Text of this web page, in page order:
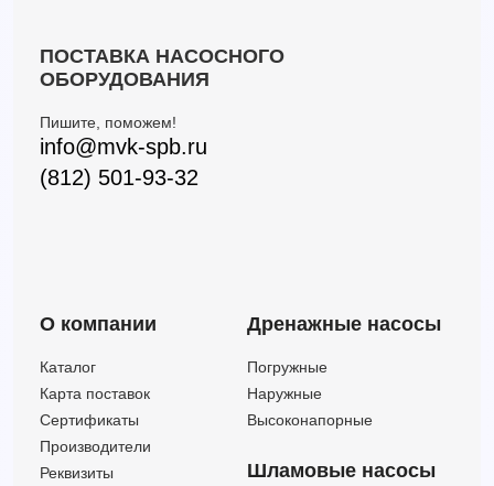
ПОСТАВКА НАСОСНОГО
ОБОРУДОВАНИЯ
Пишите, поможем!
info@mvk-spb.ru
(812) 501-93-32
О компании
Каталог
Карта поставок
Сертификаты
Производители
Реквизиты
Дренажные насосы
Погружные
Наружные
Высоконапорные
Шламовые насосы